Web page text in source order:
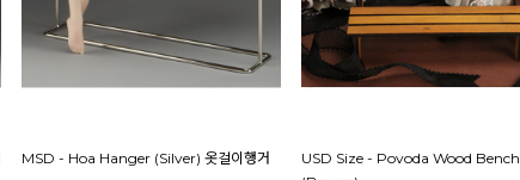
MSD - Hoa Hanger (Silver) 옷걸이행거
USD Size - Povoda Wood Bench